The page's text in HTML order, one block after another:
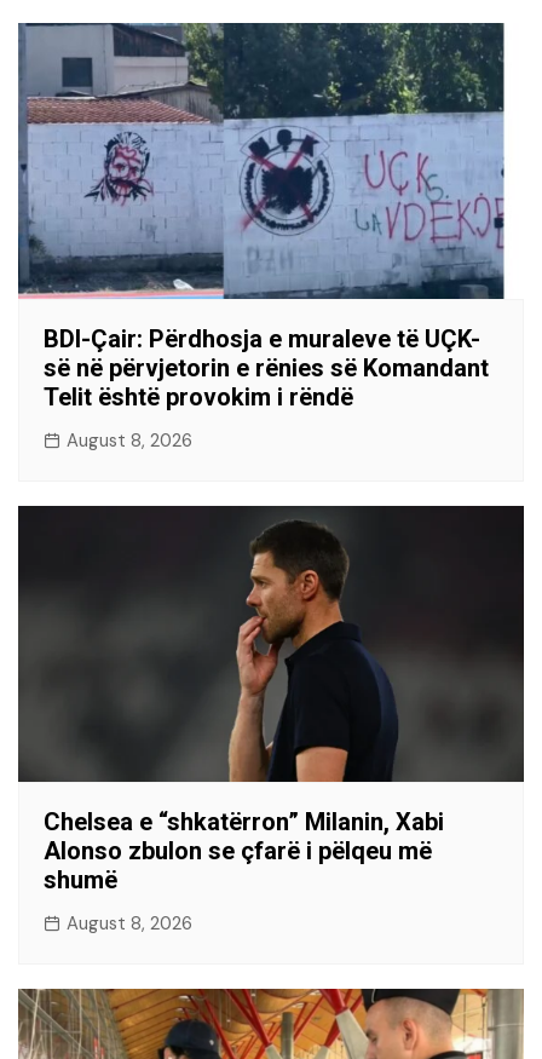
BDI-Çair: Përdhosja e muraleve të UÇK-
së në përvjetorin e rënies së Komandant
Telit është provokim i rëndë
August 8, 2026
Chelsea e “shkatërron” Milanin, Xabi
Alonso zbulon se çfarë i pëlqeu më
shumë
August 8, 2026